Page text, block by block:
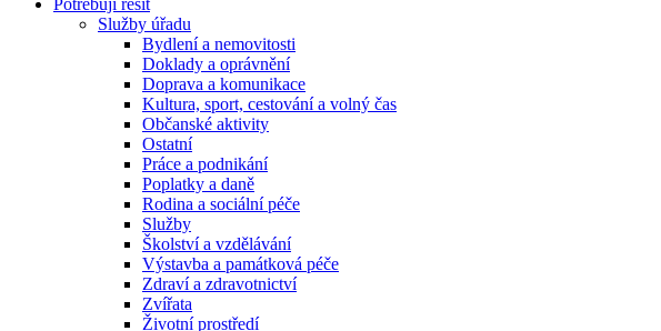
Potřebuji řešit
Služby úřadu
Bydlení a nemovitosti
Doklady a oprávnění
Doprava a komunikace
Kultura, sport, cestování a volný čas
Občanské aktivity
Ostatní
Práce a podnikání
Poplatky a daně
Rodina a sociální péče
Služby
Školství a vzdělávání
Výstavba a památková péče
Zdraví a zdravotnictví
Zvířata
Životní prostředí